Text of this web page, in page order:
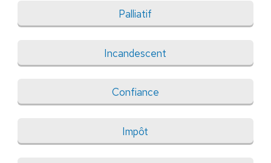
Palliatif
Incandescent
Confiance
Impôt